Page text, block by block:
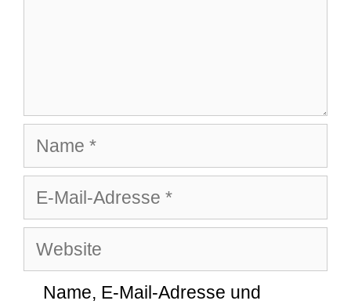
Name
E-
Mail-
Adresse
Website
Name, E-Mail-Adresse und